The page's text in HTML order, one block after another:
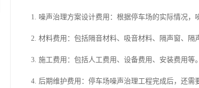
1. 噪声治理方案设计费用：根据停车场的实际情况
2. 材料费用：包括隔音材料、吸音材料、隔声窗、隔
3. 施工费用：包括人工费用、设备费用、安装费用等。
4. 后期维护费用：停车场噪声治理工程完成后，还需